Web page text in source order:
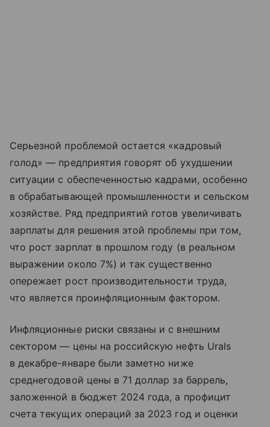
Серьезной проблемой остается «кадровый
голод» — предприятия говорят об ухудшении
ситуации с обеспеченностью кадрами, особенно
в обрабатывающей промышленности и сельском
хозяйстве. Ряд предприятий готов увеличивать
зарплаты для решения этой проблемы при том,
что рост зарплат в прошлом году (в реальном
выражении около 7%) и так существенно
опережает рост производительности труда,
что является проинфляционным фактором.
Инфляционные риски связаны и с внешним
сектором — цены на российскую нефть Urals
в декабре-январе были заметно ниже
среднегодовой цены в 71 доллар за баррель,
заложенной в бюджет 2024 года, а профицит
счета текущих операций за 2023 год и оценки